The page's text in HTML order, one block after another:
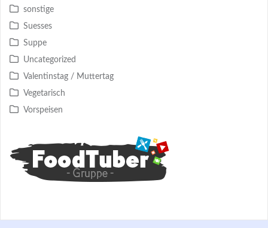
sonstige
Suesses
Suppe
Uncategorized
Valentinstag / Muttertag
Vegetarisch
Vorspeisen